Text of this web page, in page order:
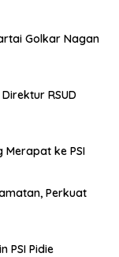
Golkar Nagan
RSUD
Merapat ke PSI
Perkuat
PSI Pidie